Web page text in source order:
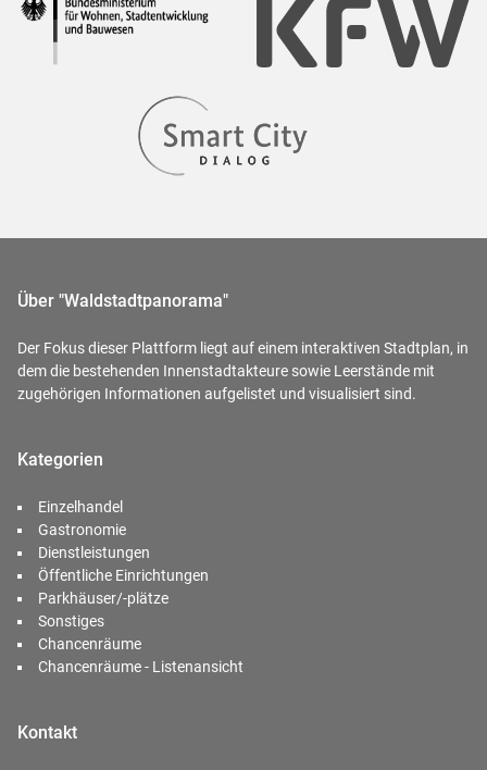
Über "Waldstadtpanorama"
Der Fokus dieser Plattform liegt auf einem interaktiven Stadtplan, in
dem die bestehenden Innenstadtakteure sowie Leerstände mit
zugehörigen Informationen aufgelistet und visualisiert sind.
Kategorien
Einzelhandel
Gastronomie
Dienstleistungen
Öffentliche Einrichtungen
Parkhäuser/-plätze
Sonstiges
Chancenräume
Chancenräume - Listenansicht
Kontakt